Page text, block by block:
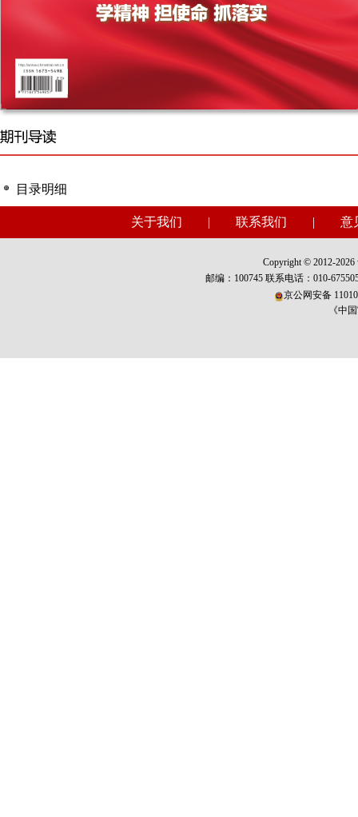
目录明细
关于我们 | 联系我们 | 意
Copyright © 2012-2026
邮编：100745 联系电话：010-
京公网安备
《中